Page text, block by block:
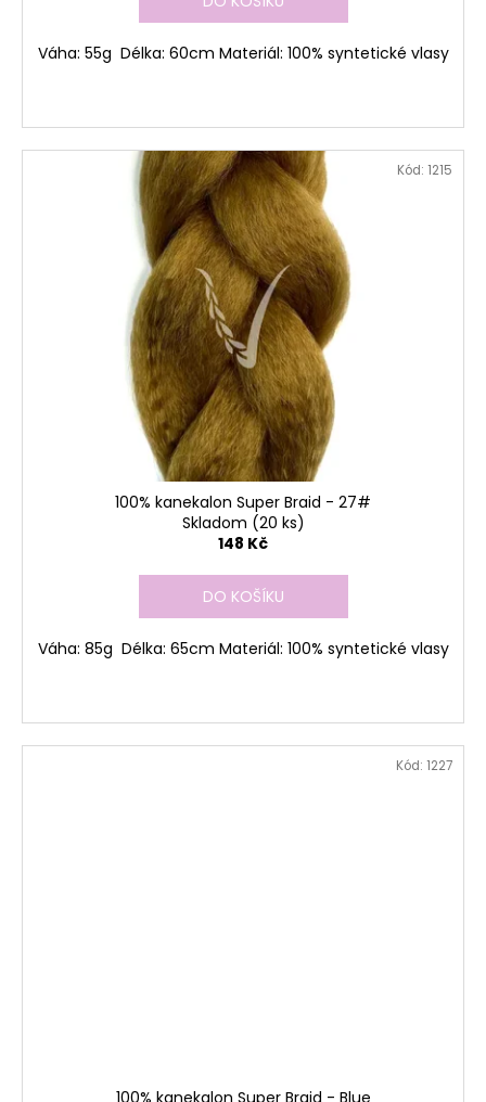
Váha: 55g Délka: 60cm Materiál: 100% syntetické vlasy
100% kanekalon Super Braid - 27#
Skladom (20 ks)
148 Kč
DO KOŠÍKU
Váha: 85g Délka: 65cm Materiál: 100% syntetické vlasy
Kód: 1215
100% kanekalon Super Braid - Blue
Kód: 1227